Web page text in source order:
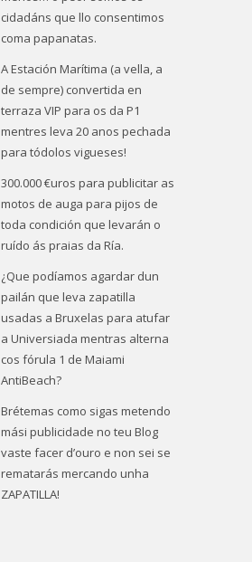
cidadáns que llo consentimos
coma papanatas.
A Estación Marítima (a vella, a
de sempre) convertida en
terraza VIP para os da P1
mentres leva 20 anos pechada
para tódolos vigueses!
300.000 €uros para publicitar as
motos de auga para pijos de
toda condición que levarán o
ruído ás praias da Ría.
¿Que podíamos agardar dun
pailán que leva zapatilla
usadas a Bruxelas para atufar
a Universiada mentras alterna
cos fórula 1 de Maiami
AntiBeach?
Brétemas como sigas metendo
mási publicidade no teu Blog
vaste facer d’ouro e non sei se
rematarás mercando unha
ZAPATILLA!